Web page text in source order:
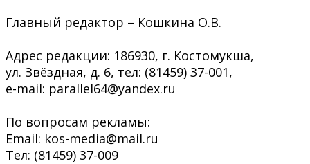
Главный редактор – Кошкина О.В.
Адрес редакции: 186930, г. Костомукша,
ул. Звёздная, д. 6, тел: (81459) 37-001,
e-mail: parallel64@yandex.ru
По вопросам рекламы:
Email: kos-media@mail.ru
Тел: (81459) 37-009